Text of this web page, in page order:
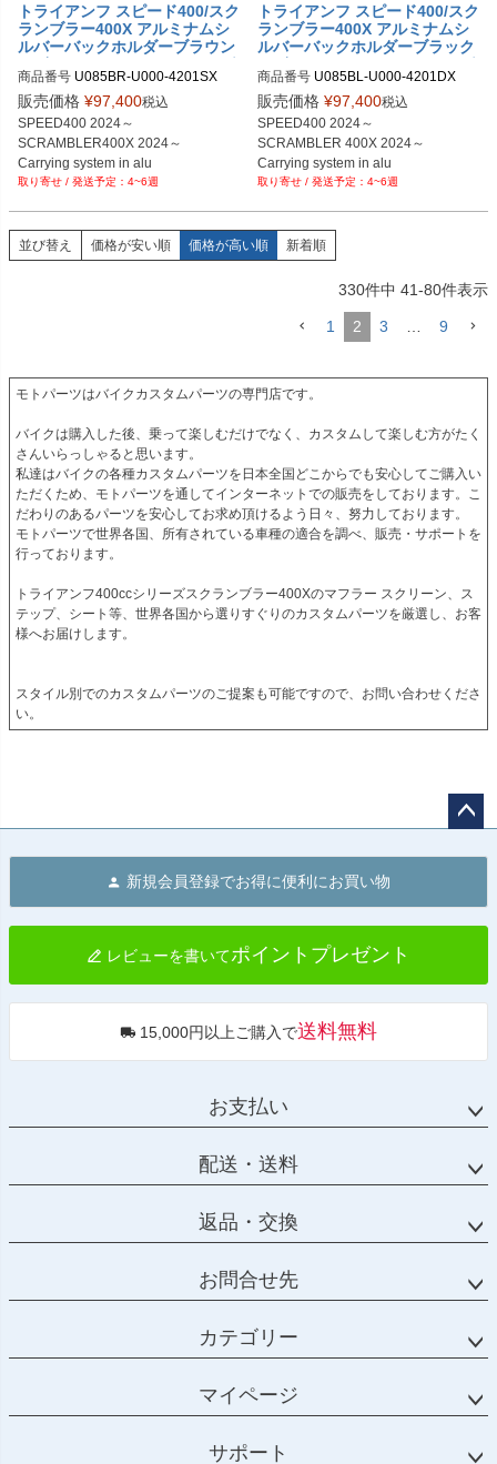
トライアンフ スピード400/スク
ランブラー400X アルミナムシ
ルバーバックホルダーブラウン
サポートフレーム左側キット ユ
ニットガレージ
商品番号 U085BR-U000-4201SX
U085BR+U000+4201SX
販売価格 ¥97,400税込
SPEED400 2024～
SCRAMBLER400X 2024～
Carrying system in alu
Sliver with Brown leather
4~6週
トライアンフ スピード400/スク
ランブラー400X アルミナムシ
ルバーバックホルダーブラック
サポートフレーム右側キット ユ
ニットガレージ
商品番号 U085BL-U000-4201DX
U085BL+U000+4201DX
販売価格 ¥97,400税込
SPEED400 2024～
SCRAMBLER 400X 2024～
Carrying system in alu
Sliver with Black leather
4~6週
並び替え 価格が安い順 価格が高い順 新着順
330件中 41-80件表示
1 2 3 9
モトパーツはバイクカスタムパーツの専門店です。
バイクは購入した後、乗って楽しむだけでなく、カスタムして楽しむ方がたく
さんいらっしゃると思います。
私達はバイクの各種カスタムパーツを日本全国どこからでも安心してご購入い
ただくため、モトパーツを通してインターネットでの販売をしております。こ
だわりのあるパーツを安心してお求め頂けるよう日々、努力しております。
モトパーツで世界各国、所有されている車種の適合を調べ、販売・サポートを
行っております。
トライアンフ400ccシリーズスクランブラー400Xのマフラー スクリーン、ス
テップ、シート等、世界各国から選りすぐりのカスタムパーツを厳選し、お客
様へお届けします。
スタイル別でのカスタムパーツのご提案も可能ですので、お問い合わせくださ
い。
へ
新規会員登録でお得に便利にお買い物
レビューを書いてポイントプレゼント
15,000円以上ご購入で送料無料
お支払い
配送・送料
返品・交換
お問合せ先
カテゴリー
マイページ
サポート